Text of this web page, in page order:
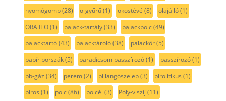
nyomógomb(28) o-gyűrű(1) okostévé (8) olajálló(1)
ORA ITO(1) palack-tartály(33) palackpolc(49)
palacktartó(43) palacktároló(38) palackőr(5)
papír porszák(5) paradicsom passzírozó(1) passzírozó(1)
pb-gáz (34) perem(2) pillangószelep(3) pirolitikus (1)
piros (1) polc(86) polcél (3) Poly-v szíj (11)